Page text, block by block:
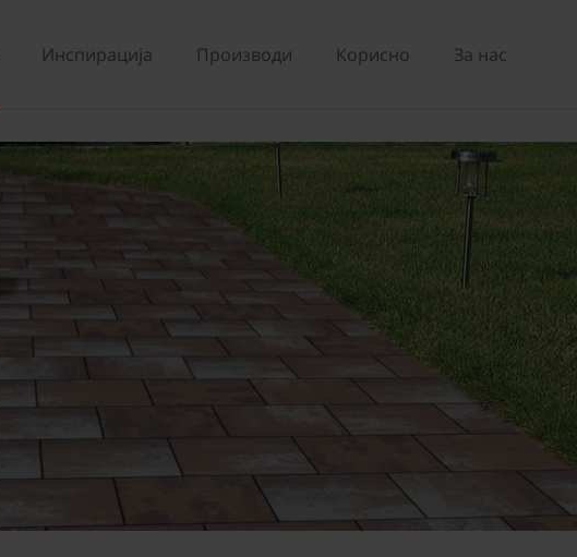
Инспирација Производи Корисно За нас